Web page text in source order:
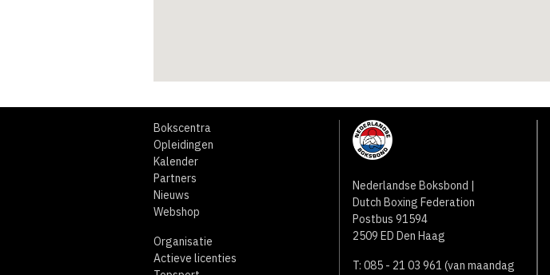
Bokscentra
Opleidingen
Kalender
Partners
Nieuws
Webshop
Organisatie
Actieve licenties
Nederlandse Boksbond |
Dutch Boxing Federation
Postbus 91594
2509 ED Den Haag
T: 085 - 21 03 961 (van maandag